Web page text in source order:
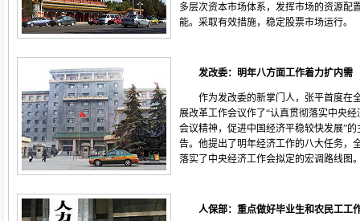
多层次资本市场体系，发挥市场的资源配
能。采取有效措施，稳定股票市场运行。
发改委：明年八方面工作着力扩内需
作为发改委的新掌门人，张平首度在
展改革工作会议作了“认真贯彻落实中央经
会议精神，促进中国经济平稳较快发展”的
告。他提出了明年经济工作的八大任务，
落实了中央经济工作会拟定的宏调路线图
人保部：重点做好毕业生和农民工工